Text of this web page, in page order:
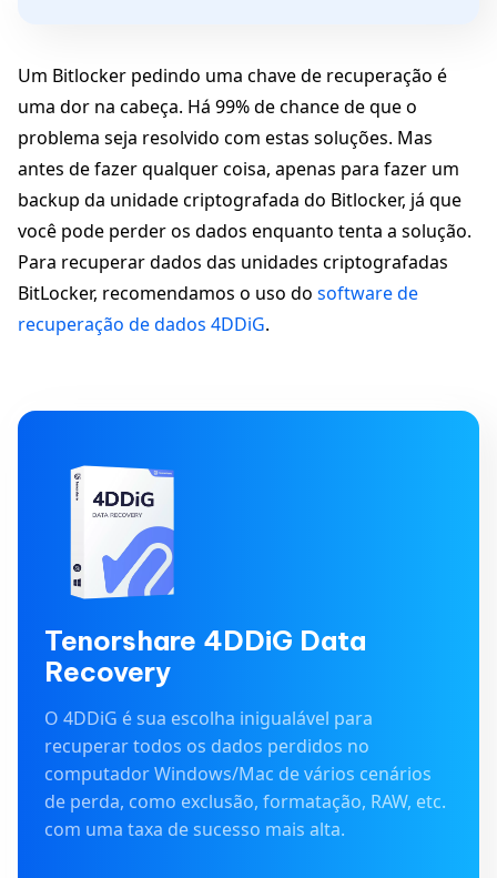
Um Bitlocker pedindo uma chave de recuperação é
uma dor na cabeça. Há 99% de chance de que o
problema seja resolvido com estas soluções. Mas
antes de fazer qualquer coisa, apenas para fazer um
backup da unidade criptografada do Bitlocker, já que
você pode perder os dados enquanto tenta a solução.
Para recuperar dados das unidades criptografadas
BitLocker, recomendamos o uso do software de
recuperação de dados 4DDiG.
Tenorshare 4DDiG Data
Recovery
O 4DDiG é sua escolha inigualável para
recuperar todos os dados perdidos no
computador Windows/Mac de vários cenários
de perda, como exclusão, formatação, RAW, etc.
com uma taxa de sucesso mais alta.